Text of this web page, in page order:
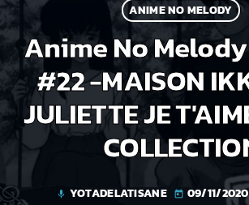
ANIME NO MELODY
Anime No
#22 -MAISON
JULIETTE JE
mic YOTADELATISANE today 09/11/